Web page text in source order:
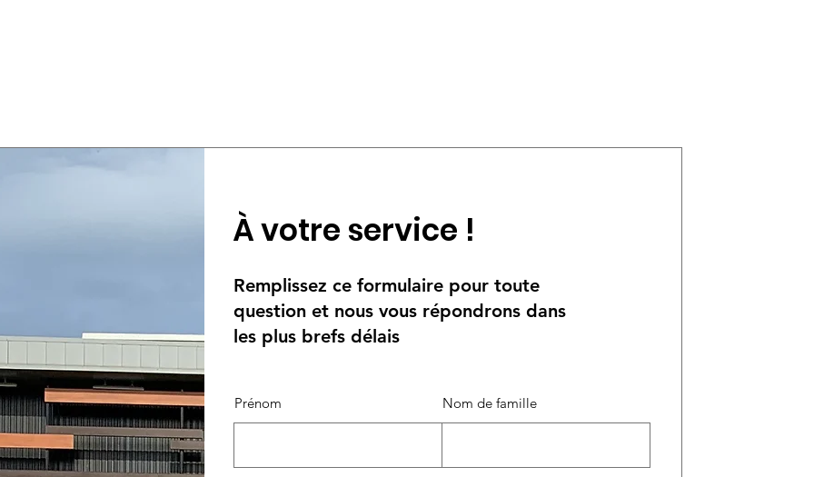
À votre service !
Remplissez ce formulaire pour toute
question et nous vous répondrons dans
les plus brefs délais
Nom de famille
Prénom